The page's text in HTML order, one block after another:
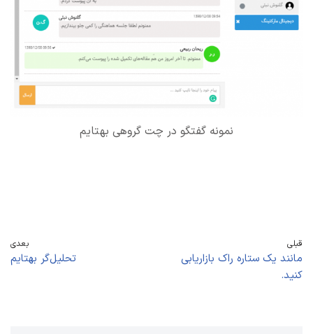
نمونه گفتگو در چت گروهی بهتایم
قبلی
مانند یک ستاره راک بازاریابی
کنید.
بعدی
تحلیل‌گر بهتایم